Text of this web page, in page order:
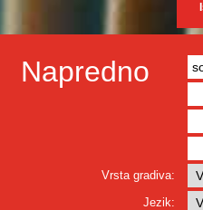
Napredno
Vrsta gradiva:
Jezik: